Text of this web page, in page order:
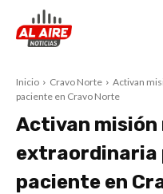
Inicio Cravo Norte
Activan
paciente en Cravo Norte
Activan misión
extraordinaria
paciente en